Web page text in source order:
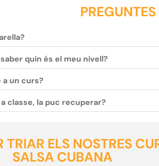
quin és el meu nivell?
un curs?
classe, la puc recuperar?
TRIAR ELS NOSTRES
SALSA CUBANA